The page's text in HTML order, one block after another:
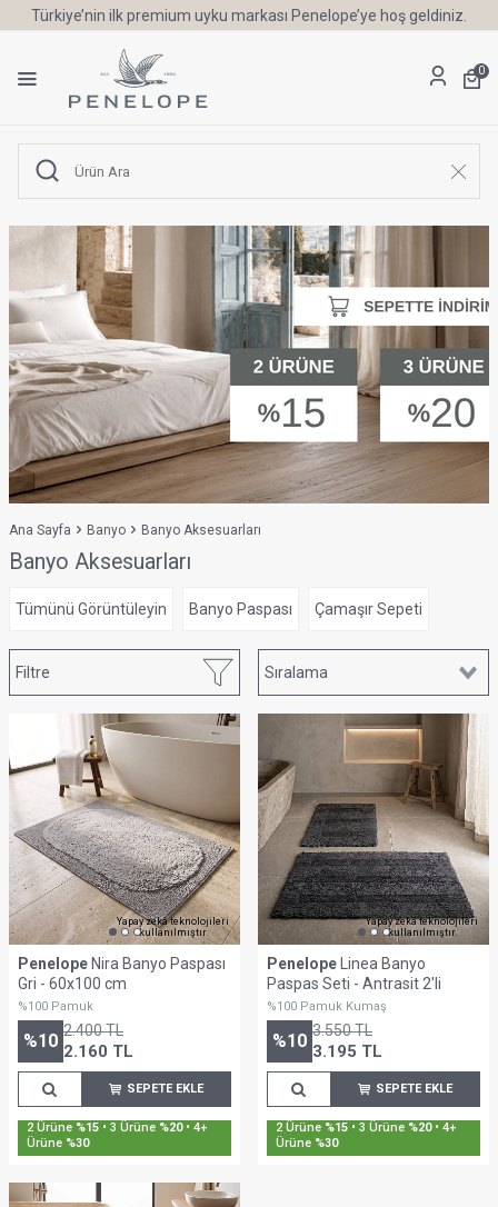
Türkiye’nin ilk premium uyku markası Penelope’ye hoş geldiniz.
0
Ana Sayfa Banyo Banyo Aksesuarları
Banyo Aksesuarları
Tümünü Görüntüleyin Banyo Paspası Çamaşır Sepeti
Filtre
Yapay zekâ teknolojileri
kullanılmıştır.
Penelope Nira Banyo Paspası
Gri - 60x100 cm
%100 Pamuk
%10 2.400TL
2.160 TL
SEPETE EKLE
2 Ürüne %15 • 3 Ürüne %20• 4+
Ürüne %30
Yapay zekâ teknolojileri
kullanılmıştır.
Penelope Linea Banyo
Paspas Seti - Antrasit 2'li
%100 Pamuk Kumaş
%10 3.550TL
3.195 TL
SEPETE EKLE
2 Ürüne %15 • 3 Ürüne %20• 4+
Ürüne %30